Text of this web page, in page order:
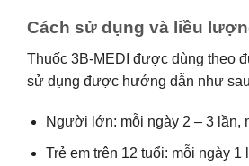
Cách sử dụng và liều
Thuốc 3B-MEDI được dùng theo
sử dụng được hướng dẫn như
Người lớn: mỗi ngày 2 – 3 lần,
Trẻ em trên 12 tuổi: mỗi ngày 1